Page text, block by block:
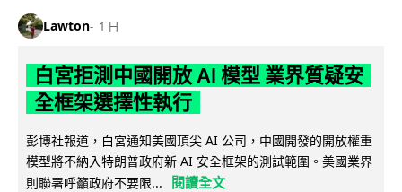
Lawton 1 日
白宮拒測中國開放 AI 模型 業界質疑安
全框架選擇性執行
彭博社報道，白宮通知美國頂尖 AI 公司，中國開發的開放權重
模型將不納入特朗普政府新 AI 安全框架的測試範圍。美國業界
則聯署呼籲政府不要限...
閱讀全文